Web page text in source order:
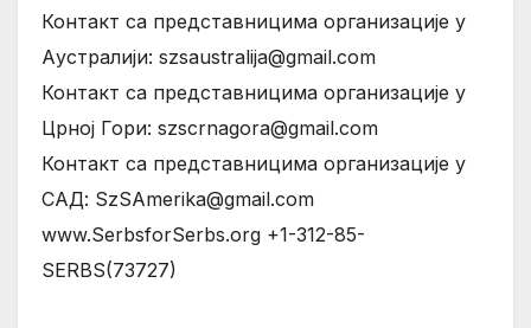
Контакт са представницима организације у
Aустралији: szsaustralija@gmail.com
Контакт са представницима организације у
Црној Гори: szscrnagora@gmail.com
Контакт са представницима организације у
САД: SzSAmerika@gmail.com
www.SerbsforSerbs.org +1-312-85-
SERBS(73727)